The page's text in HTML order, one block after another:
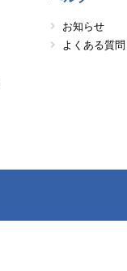
お知らせ
よくある質問